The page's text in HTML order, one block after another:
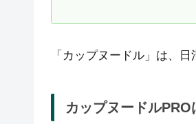
「カップヌードル 」は、
カップヌードル